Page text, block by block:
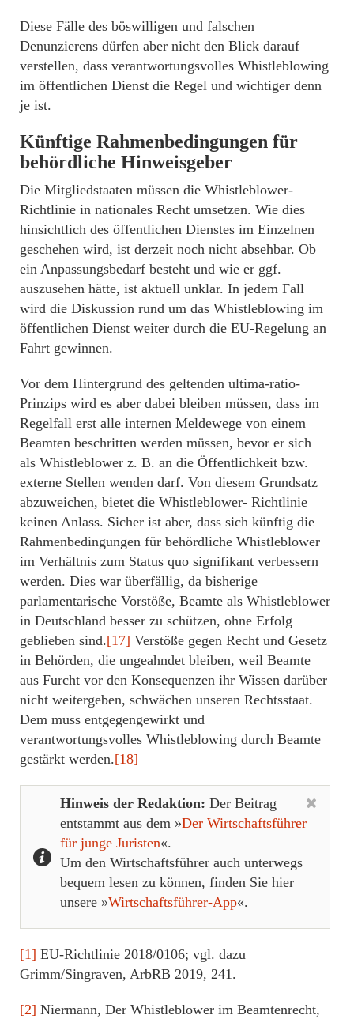
Diese Fälle des böswilligen und falschen
Denunzierens dürfen aber nicht den Blick darauf
verstellen, dass verantwortungsvolles Whistleblowing
im öffentlichen Dienst die Regel und wichtiger denn
je ist.
Künftige Rahmenbedingungen für
behördliche Hinweisgeber
Die Mitgliedstaaten müssen die Whistleblower-
Richtlinie in nationales Recht umsetzen. Wie dies
hinsichtlich des öffentlichen Dienstes im Einzelnen
geschehen wird, ist derzeit noch nicht absehbar. Ob
ein Anpassungsbedarf besteht und wie er ggf.
auszusehen hätte, ist aktuell unklar. In jedem Fall
wird die Diskussion rund um das Whistleblowing im
öffentlichen Dienst weiter durch die EU-Regelung an
Fahrt gewinnen.
Vor dem Hintergrund des geltenden ultima-ratio-
Prinzips wird es aber dabei bleiben müssen, dass im
Regelfall erst alle internen Meldewege von einem
Beamten beschritten werden müssen, bevor er sich
als Whistleblower z. B. an die Öffentlichkeit bzw.
externe Stellen wenden darf. Von diesem Grundsatz
abzuweichen, bietet die Whistleblower- Richtlinie
keinen Anlass. Sicher ist aber, dass sich künftig die
Rahmenbedingungen für behördliche Whistleblower
im Verhältnis zum Status quo signifikant verbessern
werden. Dies war überfällig, da bisherige
parlamentarische Vorstöße, Beamte als Whistleblower
in Deutschland besser zu schützen, ohne Erfolg
geblieben sind.[17] Verstöße gegen Recht und Gesetz
in Behörden, die ungeahndet bleiben, weil Beamte
aus Furcht vor den Konsequenzen ihr Wissen darüber
nicht weitergeben, schwächen unseren Rechtsstaat.
Dem muss entgegengewirkt und
verantwortungsvolles Whistleblowing durch Beamte
gestärkt werden.[18]
Hinweis der Redaktion: Der Beitrag
entstammt aus dem »Der Wirtschaftsführer
für junge Juristen«.
Um den Wirtschaftsführer auch unterwegs
bequem lesen zu können, finden Sie hier
unsere »Wirtschaftsführer-App«.
[1] EU-Richtlinie 2018/0106; vgl. dazu
Grimm/Singraven, ArbRB 2019, 241.
[2] Niermann, Der Whistleblower im Beamtenrecht,